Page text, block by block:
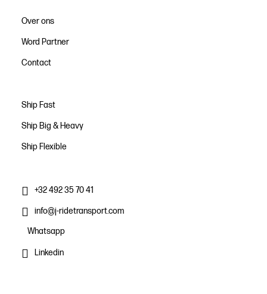
Over ons
Word Partner
Contact
Ship Fast
Ship Big & Heavy
Ship Flexible
+32 492 35 70 41
info@j-ridetransport.com
Whatsapp
Linkedin